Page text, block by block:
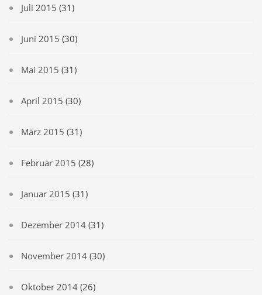
Juli 2015 (31)
Juni 2015 (30)
Mai 2015 (31)
April 2015 (30)
März 2015 (31)
Februar 2015 (28)
Januar 2015 (31)
Dezember 2014 (31)
November 2014 (30)
Oktober 2014 (26)